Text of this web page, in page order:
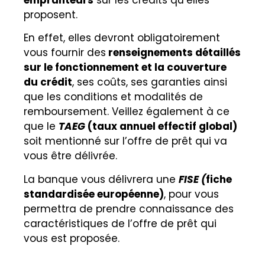
proposent.
En effet, elles devront obligatoirement
vous fournir des renseignements détaillés
sur le fonctionnement et la couverture
du crédit, ses coûts, ses garanties ainsi
que les conditions et modalités de
remboursement. Veillez également à ce
que le TAEG (taux annuel effectif global)
soit mentionné sur l’offre de prêt qui va
vous être délivrée.
La banque vous délivrera une FISE (fiche
standardisée européenne), pour vous
permettra de prendre connaissance des
caractéristiques de l’offre de prêt qui
vous est proposée.